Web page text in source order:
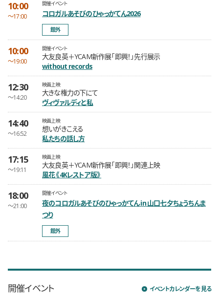
10:00
〜17:00
開催イベント
コロガルあそびのひゃっかてん2026
館外
10:00
〜19:00
開催イベント
大友良英＋YCAM新作展「即興！」先行展示
without records
12:30
〜14:20
映画上映
大きな権力の下にて
ヴィヴァルディと私
14:40
〜16:52
映画上映
想いがきこえる
私たちの話し方
17:15
〜19:11
映画上映
大友良英＋YCAM新作展「即興！」関連上映
風花《4Kレストア版》
18:00
〜21:00
開催イベント
夜のコロガルあそびのひゃっかてん in 山口七夕ちょうちんま
つり
館外
開催イベント イベントカレンダーを見る